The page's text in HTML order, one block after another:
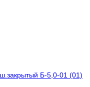
Б-5,0-01 (01)